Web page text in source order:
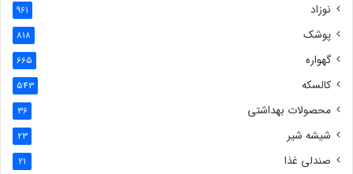
نوزاد 961
پوشک 818
گهواره 665
کالسکه 543
محصولات بهداشتی 36
شیشه شیر 23
صندلی غذا 21